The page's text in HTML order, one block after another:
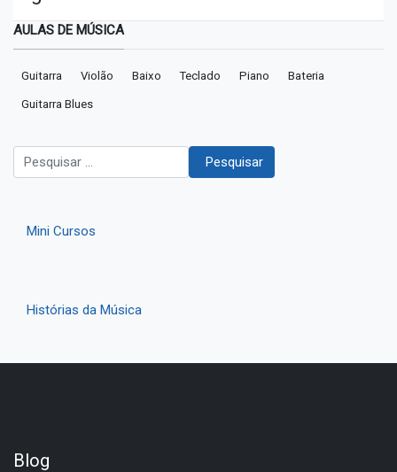
AULAS DE MÚSICA
Guitarra Violão Baixo Teclado Piano Bateria
Guitarra Blues
Pesquisar Pesquisar
Mini Cursos
Histórias da Música
Blog